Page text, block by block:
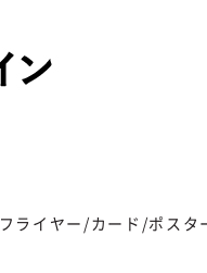
フライヤー/カード/ポスタ